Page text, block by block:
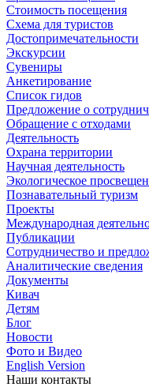
Стоимость посещения
Схема для туристов
Достопримечательности
Экскурсии
Сувениры
Анкетирование
Список гидов
Предложение о
Обращение с отходами
Деятельность
Охрана территории
Научная деятельность
Экологическое
Познавательный туризм
Проекты
Международная
Публикации
Сотрудничество и
Аналитические сведения
Документы
Кивач
Детям
Блог
Новости
Фото и Видео
English Version
Наши контакты